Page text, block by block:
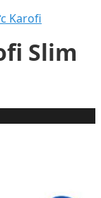
Karofi
Slim